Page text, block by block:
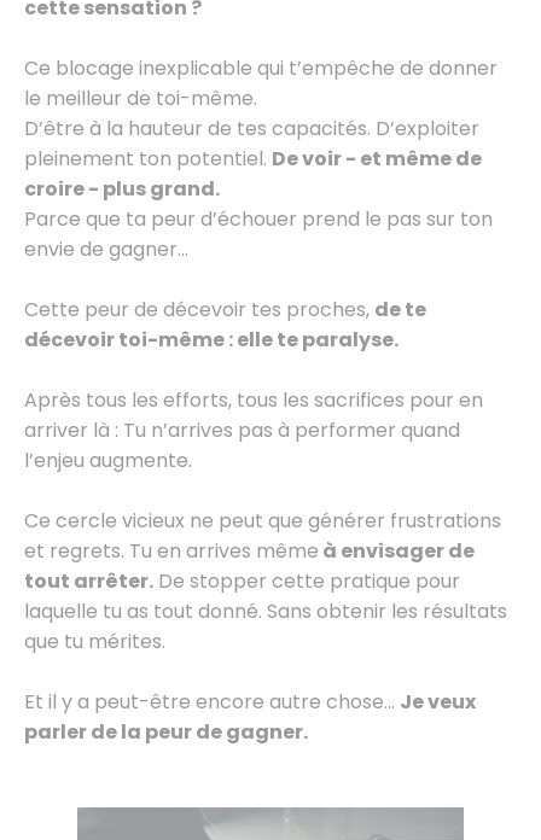
cette sensation ?
Ce blocage inexplicable qui t’empêche de donner
le meilleur de toi-même.
D’être à la hauteur de tes capacités. D’exploiter
pleinement ton potentiel. De voir - et même de
croire - plus grand.
Parce que ta peur d’échouer prend le pas sur ton
envie de gagner…
Cette peur de décevoir tes proches, de te
décevoir toi-même : elle te paralyse.
Après tous les efforts, tous les sacrifices pour en
arriver là : Tu n’arrives pas à performer quand
l’enjeu augmente.
Ce cercle vicieux ne peut que générer frustrations
et regrets. Tu en arrives même à envisager de
tout arrêter. De stopper cette pratique pour
laquelle tu as tout donné. Sans obtenir les résultats
que tu mérites.
Et il y a peut-être encore autre chose… Je veux
parler de la peur de gagner.